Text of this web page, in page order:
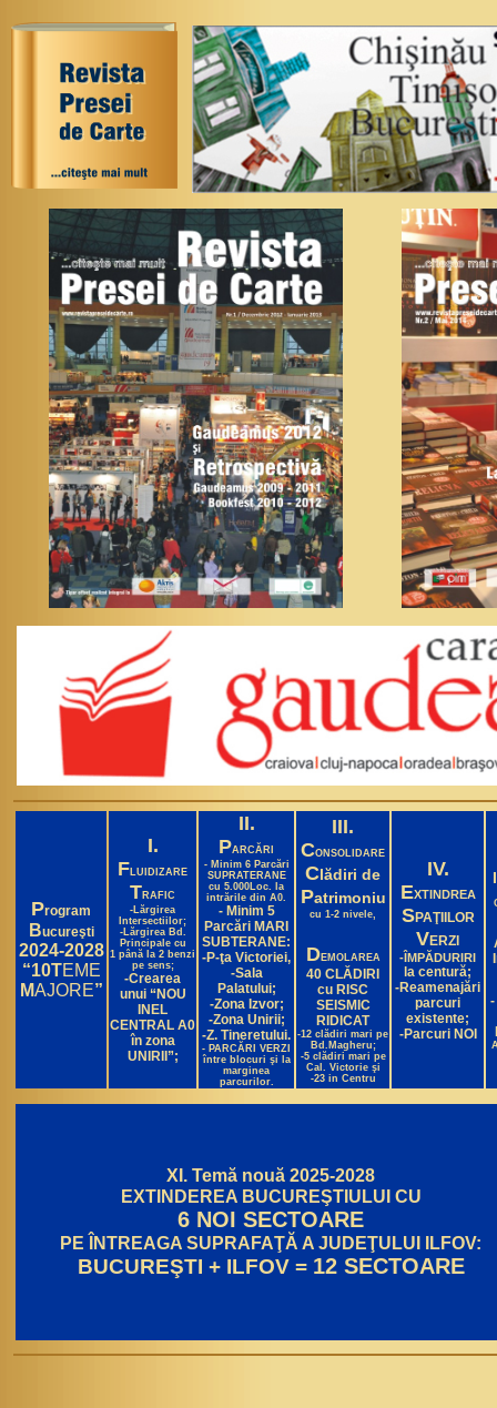
Program
Bucureşti
2024-2028
“10TEME
MAJORE”
I.
F LUIDIZARE
T RAFIC
-Lărgirea
Intersectiilor;
-Lărgirea Bd.
Principale cu
1 până la 2 benzi
pe sens;
-Crearea
unui “NOU
INEL
CENTRAL A0
în zona
UNIRII”;
II.
PARCĂRI
- Minim 6 Parcări
SUPRATERANE
cu 5.000Loc. la
intrările din A0.
- Minim 5
Parcări MARI
SUBTERANE:
-P-ţa Victoriei,
-Sala
Palatului;
-Zona Izvor;
-Zona Unirii;
-Z. Tineretului.
- PARCĂRI VERZI
între blocuri şi la
marginea
parcurilor.
III.
CONSOLIDARE
Clădiri de
Patrimoniu
cu 1-2 nivele,
DEMOLAREA
40 CLĂDIRI
cu RISC
SEISMIC
RIDICAT
-12 clădiri mari pe
Bd.Magheru;
-5 clădiri mari pe
Cal. Victorie şi
-23 in Centru
IV.
EXTINDREA
SPAŢIILOR
VERZI
-ÎMPĂDURIRI
la centură;
-Reamenajări
parcuri
existente;
-Parcuri NOI
XI. Temă nouă 2025-2028
EXTINDEREA BUCUREŞTIULUI CU
6 NOI SECTOARE
PE ÎNTREAGA SUPRAFAŢĂ A JUDEŢULUI ILFOV:
BUCUREŞTI + ILFOV = 12 SECTOARE